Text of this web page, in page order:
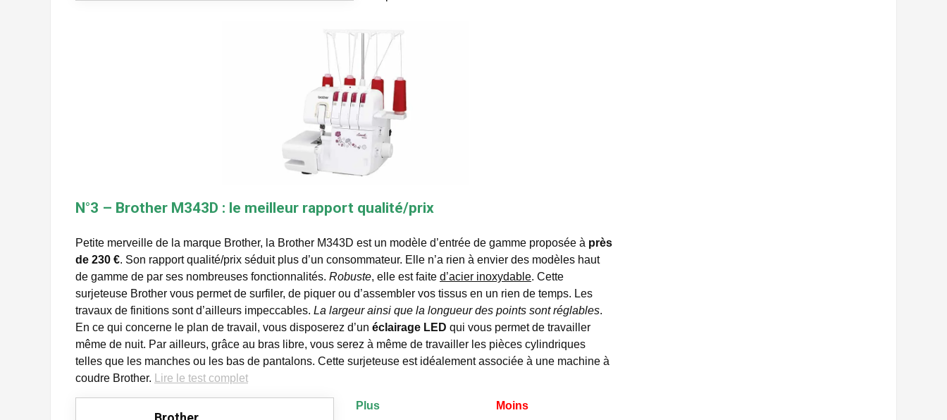
N°3 – Brother M343D : le meilleur rapport qualité/prix
Petite merveille de la marque Brother, la Brother M343D est un modèle d’entrée de gamme proposée à près
de 230 €. Son rapport qualité/prix séduit plus d’un consommateur. Elle n’a rien à envier des modèles haut
de gamme de par ses nombreuses fonctionnalités. Robuste, elle est faite d’acier inoxydable. Cette
surjeteuse Brother vous permet de surfiler, de piquer ou d’assembler vos tissus en un rien de temps. Les
travaux de finitions sont d’ailleurs impeccables. La largeur ainsi que la longueur des points sont réglables.
En ce qui concerne le plan de travail, vous disposerez d’un éclairage LED qui vous permet de travailler
même de nuit. Par ailleurs, grâce au bras libre, vous serez à même de travailler les pièces cylindriques
telles que les manches ou les bas de pantalons. Cette surjeteuse est idéalement associée à une machine à
coudre Brother.
Lire le test complet
Plus Moins